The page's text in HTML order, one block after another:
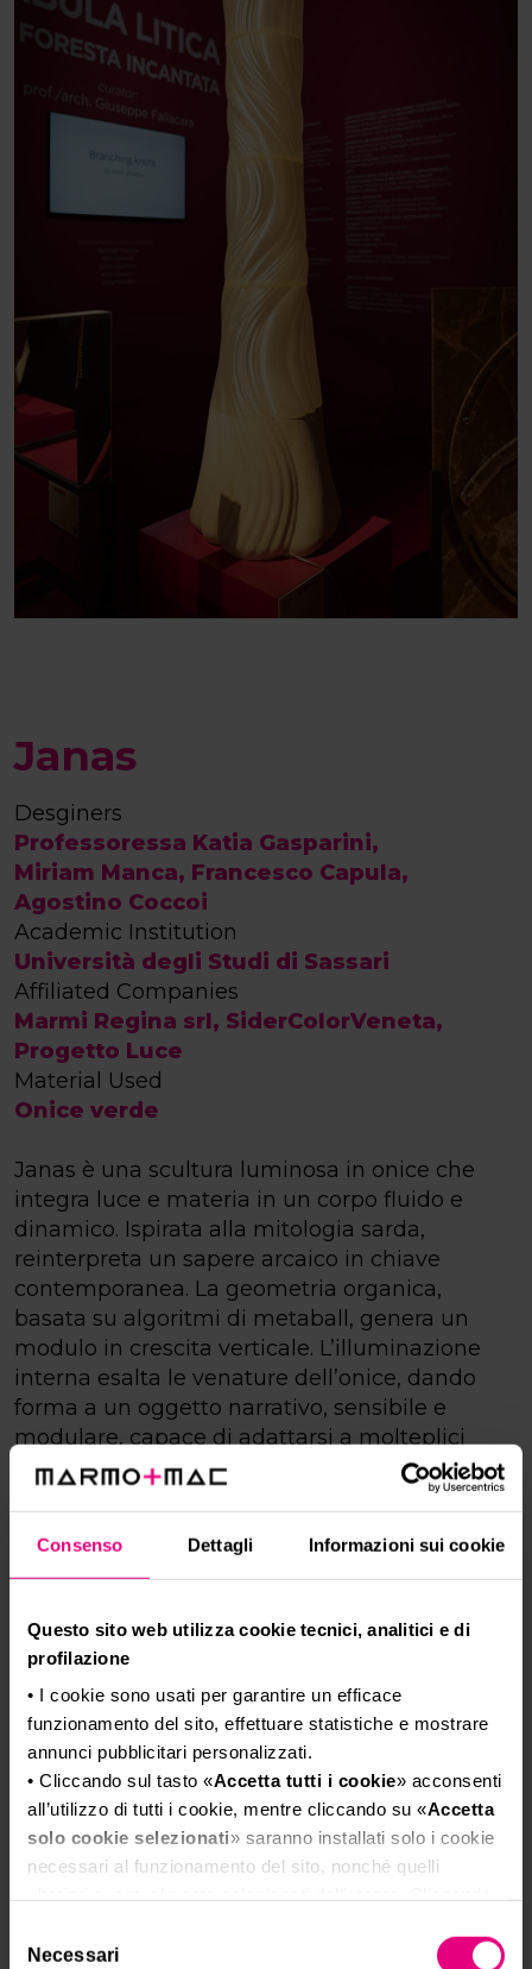
Consenso Dettagli Informazioni sui cookie
Questo sito web utilizza cookie tecnici, analitici e di
profilazione
• I cookie sono usati per garantire un efficace
funzionamento del sito, effettuare statistiche e mostrare
annunci pubblicitari personalizzati.
• Cliccando sul tasto «Accetta tutti i cookie» acconsenti
all’utilizzo di tutti i cookie, mentre cliccando su «Accetta
solo cookie selezionati» saranno installati solo i cookie
necessari al funzionamento del sito, nonché quelli
tecnici.
delNecessari
Janas
Desginers
Professoressa Katia Gasparini,
Miriam Manca, Francesco Capula,
Agostino Coccoi
Academic Institution
Università degli Studi di Sassari
Affiliated Companies
Marmi Regina srl, SiderColorVeneta,
Progetto Luce
Material Used
Onice verde
Janas è una scultura luminosa in onice che
integra luce e materia in un corpo fluido e
dinamico. Ispirata alla mitologia sarda,
reinterpreta un sapere arcaico in chiave
contemporanea. La geometria organica,
basata su algoritmi di metaball, genera un
modulo in crescita verticale. L’illuminazione
interna esalta le venature dell’onice, dando
forma a un oggetto narrativo, sensibile e
modulare, capace di adattarsi a molteplici
configurazioni.